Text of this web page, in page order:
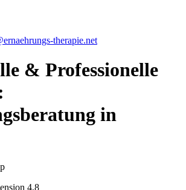
therapie.net
& Professionelle
in